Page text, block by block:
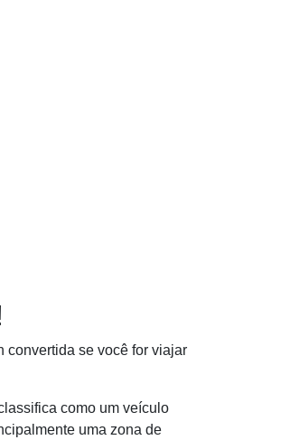
convertida se você for viajar
como um veículo
uma zona de